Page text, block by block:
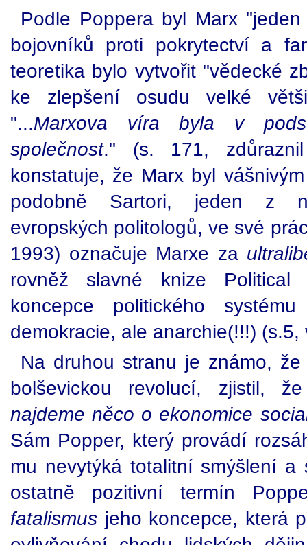
Podle Poppera byl Marx
bojovníků proti pokrytectví a
teoretika bylo vytvořit "vědecké
ke zlepšení osudu velké
"...Marxova víra byla v
společnost." (s. 171,
konstatuje, že Marx byl
podobně Sartori, jeden z
evropských politologů, ve své
1993) označuje Marxe za
rovněž slavné knize
koncepce politického
demokracie, ale anarchie(!!!)
Na druhou stranu je známo,
bolševickou revolucí, zjistil,
najdeme něco o ekonomice
Sám Popper, který provádí
mu nevytýká totalitní smýšlení a
ostatně pozitivní termín
fatalismus jeho koncepce, která